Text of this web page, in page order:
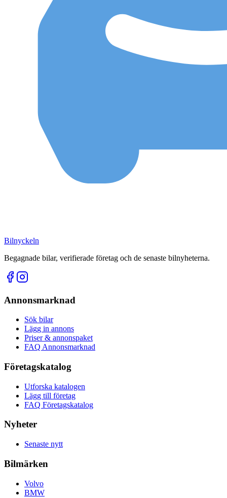
Bilnyckeln
Begagnade bilar, verifierade företag och de senaste bilnyheterna.
Annonsmarknad
Sök bilar
Lägg in annons
Priser & annonspaket
FAQ Annonsmarknad
Företagskatalog
Utforska katalogen
Lägg till företag
FAQ Företagskatalog
Nyheter
Senaste nytt
Bilmärken
Volvo
BMW